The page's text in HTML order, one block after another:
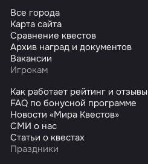
Все города
Карта сайта
Сравнение квестов
Архив наград и документов
Вакансии
Игрокам
Как работает рейтинг и отзывы
FAQ по бонусной программе
Новости «Мира Квестов»
СМИ о нас
Статьи о квестах
Праздники